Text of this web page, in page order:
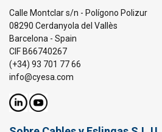
Calle Montclar s/n - Polígono Polizur
08290 Cerdanyola del Vallès
Barcelona - Spain
CIF B66740267
(+34) 93 701 77 66
info@cyesa.com
Politica cookies